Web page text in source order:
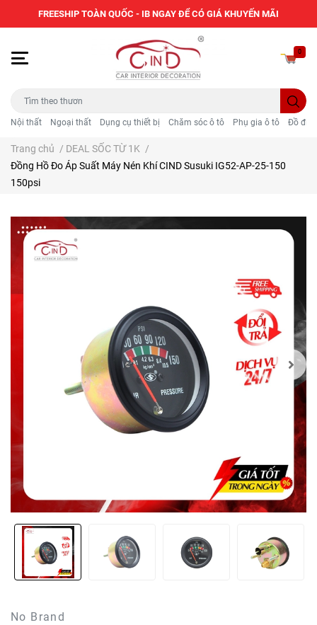
Nội thất Ngoại thất Dụng cụ thiết bị Chăm sóc ô tô Phụ gia ô tô Đồ
0
Trang chủ / DEAL SỐC TỪ 1K /
Đồng Hồ Đo Áp Suất Máy Nén Khí CIND Susuki IG52-AP-25-150
150psi
No Brand
FREESHIP TOÀN QUỐC - IB NGAY ĐỂ CÓ GIÁ KHUYẾN MÃI